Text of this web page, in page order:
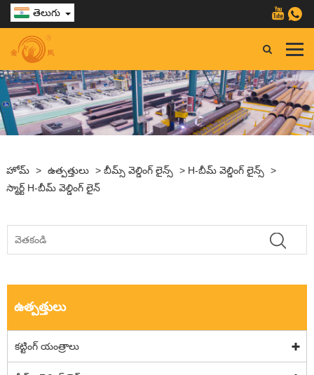
తెలుగు
హోమ్ > ఉత్పత్తులు > బీమ్స్ వెల్డింగ్ లైన్స్ > H-బీమ్ వెల్డింగ్ లైన్స్ >
స్మార్ట్ H-బీమ్ వెల్డింగ్ లైన్
ఉత్పత్తులు
కట్టింగ్ యంత్రాలు